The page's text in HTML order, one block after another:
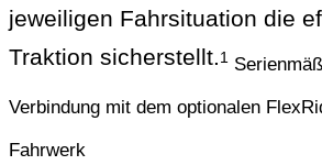
jeweiligen Fahrsituation die
Traktion sicherstellt.1
Verbindung mit dem optionalen
Fahrwerk